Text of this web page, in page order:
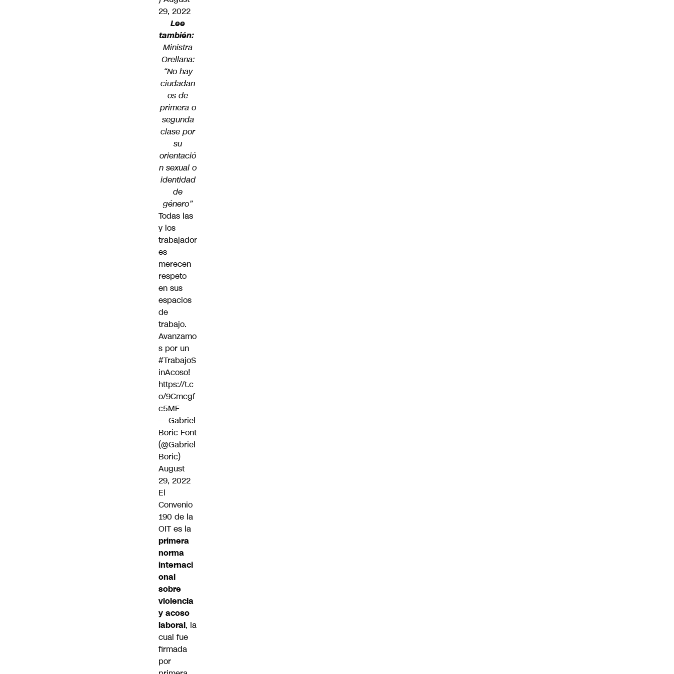
29, 2022
Lee
también:
Ministra
Orellana:
“No hay
ciudadan
os de
primera o
segunda
clase por
su
orientació
n sexual o
identidad
de
género”
Todas las
y los
trabajador
es
merecen
respeto
en sus
espacios
de
trabajo.
Avanzamo
s por un
#TrabajoS
inAcoso!
https://t.c
o/9Cmcgf
c5MF
— Gabriel
Boric Font
(@Gabriel
Boric)
August
29, 2022
El
Convenio
190 de la
OIT es la
primera
norma
internaci
onal
sobre
violencia
y acoso
laboral, la
cual fue
firmada
por